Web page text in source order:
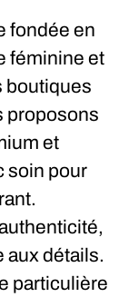
fondée en
féminine et
boutiques
proposons
et
soin pour
aux détails.
particulière